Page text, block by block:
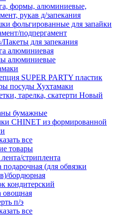
формы, алюминиевые,
рукав д/запекания
фольгированные для запайки
подпергамент
Пакеты для запекания
алюминиевая
алюминиевые
SUPER PARTY пластик
посуды Хухтамаки
тарелка, скатерти Новый
бумажные
CHINET из формированной
все
товары
стриплента
подарочная (для обвязки
бордюрная
кондитерский
овощная
п/э
все